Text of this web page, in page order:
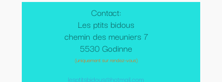
Contact:
Les ptits bidous
chemin des meuniers 7
5530 Godinne
(uniquement sur rendez-vous)
lesptitsbidous@hotmail.com